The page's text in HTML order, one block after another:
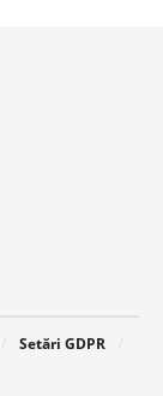
Setări GDPR